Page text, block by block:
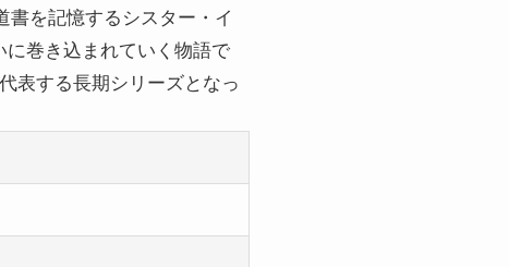
書を記憶するシスター・イ
巻き込まれていく物語で
表する長期シリーズとなっ